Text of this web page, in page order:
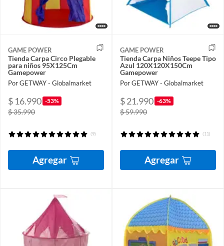
GAME POWER
Tienda Carpa Circo Plegable
para niños 95X125Cm
Gamepower
Por GETWAY - Globalmarket
$ 16.990 -53%
$ 35.990
(9)
Agregar
GAME POWER
Tienda Carpa Niños Teepe Tipo
Azul 120X120X150Cm
Gamepower
Por GETWAY - Globalmarket
$ 21.990 -63%
$ 59.990
(11)
Agregar